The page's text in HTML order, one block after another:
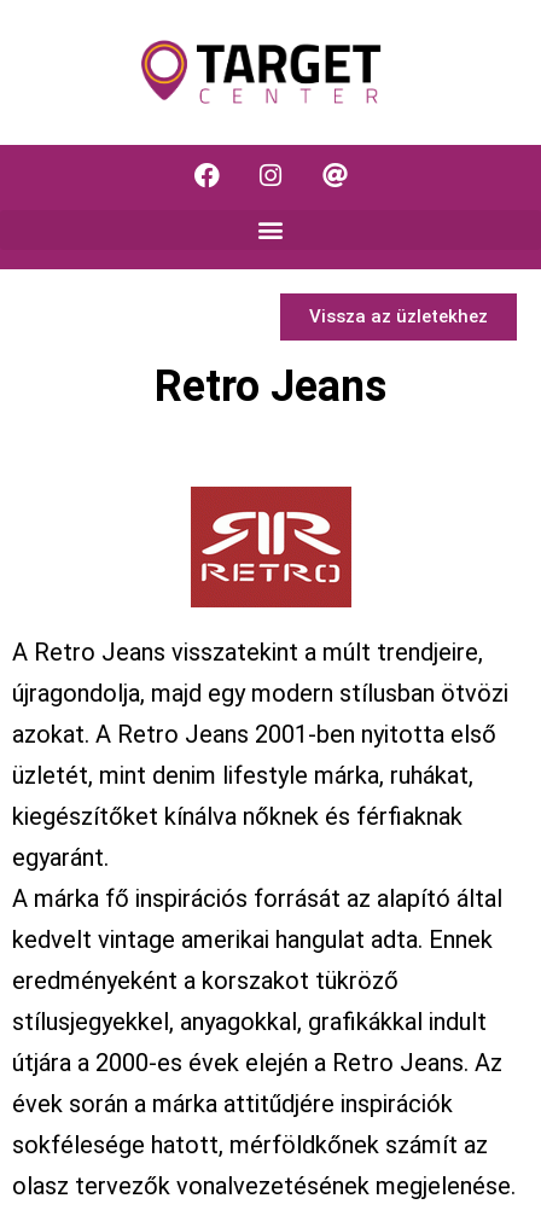
Vissza az üzletekhez
Retro Jeans
A Retro Jeans visszatekint a múlt trendjeire,
újragondolja, majd egy modern stílusban ötvözi
azokat. A Retro Jeans 2001-ben nyitotta első
üzletét, mint denim lifestyle márka, ruhákat,
kiegészítőket kínálva nőknek és férfiaknak
egyaránt.
A márka fő inspirációs forrását az alapító által
kedvelt vintage amerikai hangulat adta. Ennek
eredményeként a korszakot tükröző
stílusjegyekkel, anyagokkal, grafikákkal indult
útjára a 2000-es évek elején a Retro Jeans. Az
évek során a márka attitűdjére inspirációk
sokfélesége hatott, mérföldkőnek számít az
olasz tervezők vonalvezetésének megjelenése.